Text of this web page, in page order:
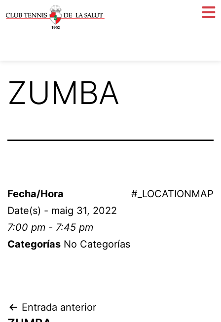
ZUMBA
#_LOCATIONMAP
Fecha/Hora
Date(s) - maig 31, 2022
7:00 pm - 7:45 pm
Categorías No Categorías
Entrada anterior